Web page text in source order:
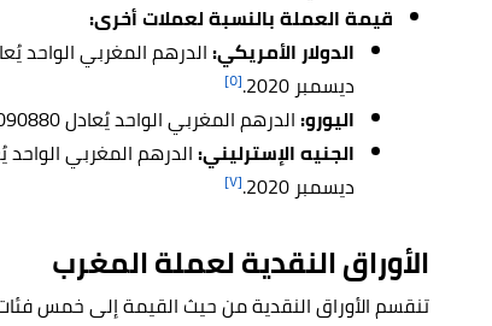
قيمة العملة بالنسبة لعملات أخرى:
الدولار الأمريكي:
ديسمبر 2020.
[٥]
اليورو:الدرهم المغربي الواحد يُعادل 0.090880 يورو، وذلك في تاريخ 25 ديسمبر 2020.
الجنيه الإسترليني:
ديسمبر 2020.
[٧]
الأوراق النقدية لعملة المغرب
تنقسم الأوراق النقدية من حيث القيمة إلى خمس